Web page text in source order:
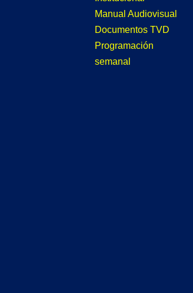
Manual Audiovisual
Documentos TVD
Programación
semanal